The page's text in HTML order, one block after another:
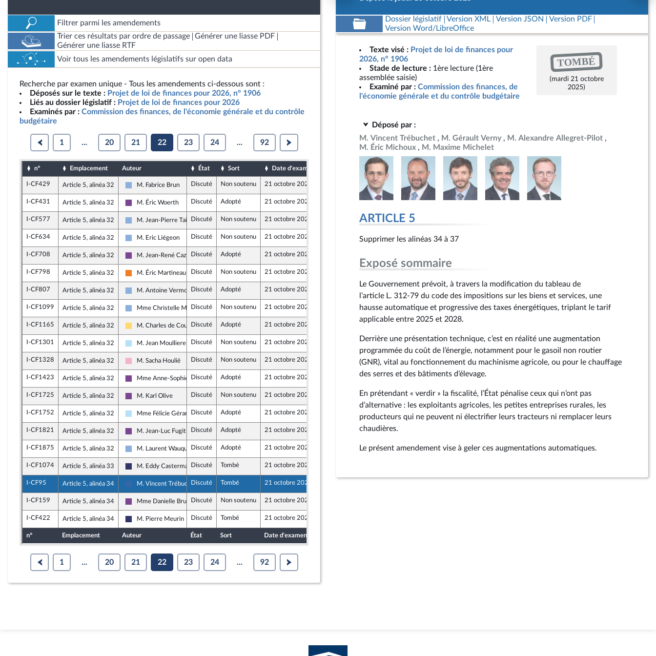
Filtrer parmi les amendements
Trier ces résultats par ordre de passage
Générer une liasse PDF
Générer une liasse RTF
Voir tous les amendements législatifs sur open data
Recherche par examen unique - Tous les amendements ci-dessous sont :
Déposés sur le texte : Projet de loi de finances pour 2026, n° 1906
Liés au dossier législatif : Projet de loi de finances pour 2026
Examinés par : Commission des finances, de l'économie générale et du contrôle
budgétaire
1 ... 20 21 22 23 24 ... 92
n° Emplacement Auteur État Sort Date d'examen Date de dépôt
I-CF429 Article 5, alinéa 32
Droite Républicaine
M. Fabrice Brun Discuté Non soutenu 21 octobre 2025 17 octobre 2025
I-CF431 Article 5, alinéa 32
Ensemble pour la République
M. Éric Woerth Discuté Adopté 21 octobre 2025 17 octobre 2025
I-CF577 Article 5, alinéa 32
Droite Républicaine
M. Jean-Pierre TaiteDiscuté Non soutenu 21 octobre 2025 17 octobre 2025
I-CF634 Article 5, alinéa 32
Droite Républicaine
M. Eric Liégeon Discuté Non soutenu 21 octobre 2025 17 octobre 2025
I-CF708 Article 5, alinéa 32
Ensemble pour la République
M. Jean-René Cazeneuve
Discuté Adopté 21 octobre 2025
I-CF798 Article 5, alinéa 32
Les Démocrates
M. Éric Martineau Discuté Non soutenu 21 octobre 2025 17 octobre 2025
I-CF807 Article 5, alinéa 32
Droite Républicaine
M. Antoine Vermorel-Marques
Discuté Adopté 21 octobre 2025
I-CF1099 Article 5, alinéa 32
Droite Républicaine
Mme Christelle MinardDiscuté Non soutenu 21 octobre 2025 17 octobre 2025
I-CF1165 Article 5, alinéa 32
Libertés, Indépendants, Outre-mer et Territoires
M. Charles de CoursonDiscuté Adopté 21 octobre 2025 17 octobre 2025
I-CF1301 Article 5, alinéa 32
Horizons & Indépendants
M. Jean Moulliere Discuté Non soutenu 21 octobre 2025 17 octobre 2025
I-CF1328 Article 5, alinéa 32
Socialistes et apparentés
M. Sacha Houlié Discuté Non soutenu 21 octobre 2025 17 octobre 2025
I-CF1423 Article 5, alinéa 32
Ensemble pour la République
Mme Anne-Sophie Ronceret
Discuté Adopté 21 octobre 2025 17 octobre 2025
I-CF1725 Article 5, alinéa 32
Ensemble pour la République
M. Karl Olive Discuté Non soutenu 21 octobre 2025 18 octobre 2025
I-CF1752 Article 5, alinéa 32
Horizons & Indépendants
Mme Félicie Gérard Discuté Adopté 21 octobre 2025
I-CF1821 Article 5, alinéa 32
Ensemble pour la République
M. Jean-Luc Fugit Discuté Adopté 21 octobre 2025 18 octobre 2025
I-CF1875 Article 5, alinéa 32
Droite Républicaine
M. Laurent WauquiezDiscuté Adopté 21 octobre 2025 20 octobre 2025
I-CF1074 Article 5, alinéa 33
Rassemblement National
M. Eddy Casterman Discuté Tombé 21 octobre 2025
I-CF95 Article 5, alinéa 34
Union des droites pour la République
M. Vincent TrébuchetDiscuté Tombé 21 octobre 2025
I-CF159 Article 5, alinéa 34
Ensemble pour la République
Mme Danielle BruleboisDiscuté Non soutenu 21 octobre 2025
I-CF422 Article 5, alinéa 34
Rassemblement National
M. Pierre Meurin Discuté Tombé 21 octobre 2025
n° Emplacement Auteur État Sort Date d'examen
1 ... 20 21 22 23 24 ... 92
Dossier législatif Version XML Version JSON
Version PDF
Version Word/LibreOffice
Texte visé : Projet de loi de finances pour
2026, n° 1906
Stade de lecture : 1ère lecture (1ère
assemblée saisie)
Examiné par : Commission des finances, de
l'économie générale et du contrôle budgétaire
TOMBÉ
(mardi 21 octobre
2025)
Déposé par :
M. Vincent Trébuchet
M. Gérault Verny
M. Alexandre Allegret-Pilot
M. Éric Michoux
M. Maxime Michelet
ARTICLE 5
Supprimer les alinéas 34 à 37
Exposé sommaire
Le Gouvernement prévoit, à travers la modification du tableau de
l’article L. 312‑79 du code des impositions sur les biens et services, une
hausse automatique et progressive des taxes énergétiques, triplant le tarif
applicable entre 2025 et 2028.
Derrière une présentation technique, c’est en réalité une augmentation
programmée du coût de l’énergie, notamment pour le gasoil non routier
(GNR), vital au fonctionnement du machinisme agricole, ou pour le chauffage
des serres et des bâtiments d’élevage.
En prétendant « verdir » la fiscalité, l’État pénalise ceux qui n’ont pas
d’alternative : les exploitants agricoles, les petites entreprises rurales, les
producteurs qui ne peuvent ni électrifier leurs tracteurs ni remplacer leurs
chaudières.
Le présent amendement vise à geler ces augmentations automatiques.